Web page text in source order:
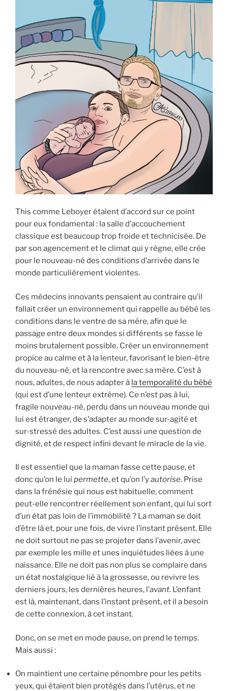
This comme Leboyer étaient d’accord sur ce point
pour eux fondamental : la salle d’accouchement
classique est beaucoup trop froide et technicisée. De
par son agencement et le climat qui y règne, elle crée
pour le nouveau-né des conditions d’arrivée dans le
monde particulièrement violentes.
Ces médecins innovants pensaient au contraire qu’il
fallait créer un environnement qui rappelle au bébé les
conditions dans le ventre de sa mère, afin que le
passage entre deux mondes si différents se fasse le
moins brutalement possible. Créer un environnement
propice au calme et à la lenteur, favorisant le bien-être
du nouveau-né, et la rencontre avec sa mère. C’est à
nous, adultes, de nous adapter à la temporalité du bébé
(qui est d’une lenteur extrême). Ce n’est pas à lui,
fragile nouveau-né, perdu dans un nouveau monde qui
lui est étranger, de s’adapter au monde sur-agité et
sur-stressé des adultes. C’est aussi une question de
dignité, et de respect infini devant le miracle de la vie.
Il est essentiel que la maman fasse cette pause, et
donc qu’on le lui permette, et qu’on l’yautorise. Prise
dans la frénésie qui nous est habituelle, comment
peut-elle rencontrer réellement son enfant, qui lui sort
d’un état pas loin de l’immobilité ? La maman se doit
d’être là et, pour une fois, de vivre l’instant présent. Elle
ne doit surtout ne pas se projeter dans l’avenir, avec
par exemple les mille et unes inquiétudes liées à une
naissance. Elle ne doit pas non plus se complaire dans
un état nostalgique lié à la grossesse, ou revivre les
derniers jours, les dernières heures, l’avant. L’enfant
est là, maintenant, dans l’instant présent, et il a besoin
de cette connexion, à cet instant.
Donc, on se met en mode pause, on prend le temps.
Mais aussi :
On maintient une certaine pénombre pour les petits
yeux, qui étaient bien protégés dans l’utérus, et ne